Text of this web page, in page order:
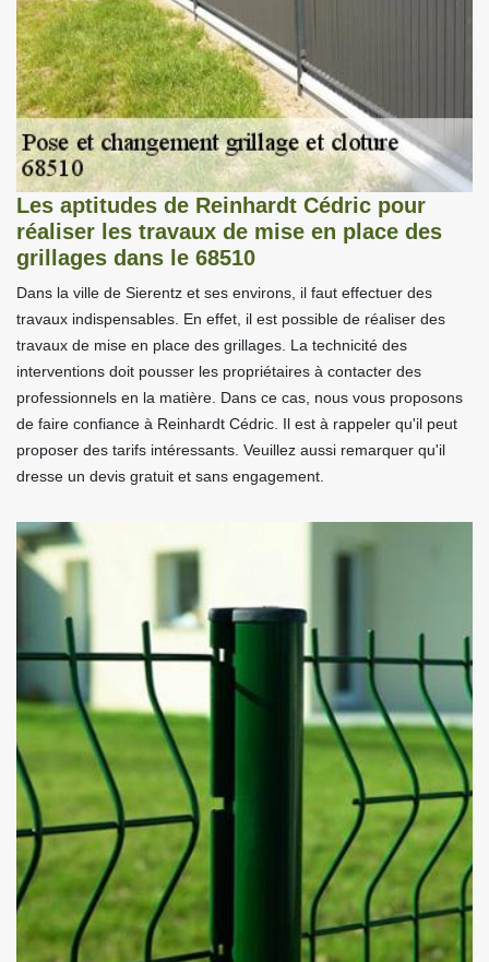
Les aptitudes de Reinhardt Cédric pour
réaliser les travaux de mise en place des
grillages dans le 68510
Dans la ville de Sierentz et ses environs, il faut effectuer des
travaux indispensables. En effet, il est possible de réaliser des
travaux de mise en place des grillages. La technicité des
interventions doit pousser les propriétaires à contacter des
professionnels en la matière. Dans ce cas, nous vous proposons
de faire confiance à Reinhardt Cédric. Il est à rappeler qu'il peut
proposer des tarifs intéressants. Veuillez aussi remarquer qu'il
dresse un devis gratuit et sans engagement.